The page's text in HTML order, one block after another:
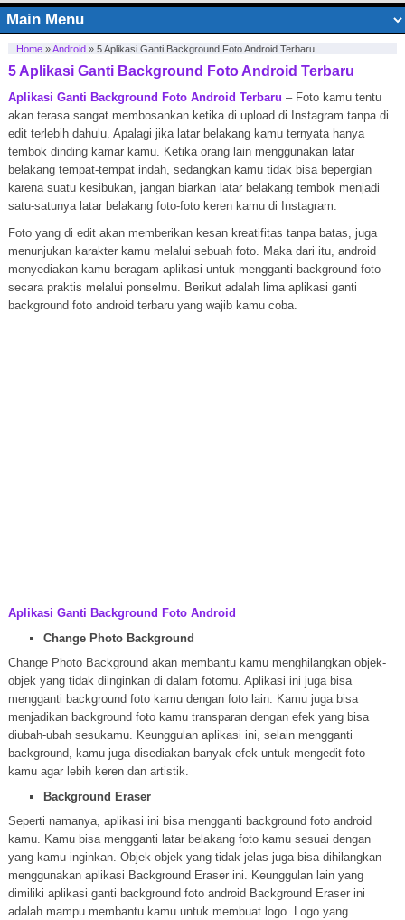
Home»Android» 5 Aplikasi Ganti Background Foto Android Terbaru
5 Aplikasi Ganti Background Foto Android Terbaru
Aplikasi Ganti Background Foto Android Terbaru – Foto kamu tentu
akan terasa sangat membosankan ketika di upload di Instagram tanpa di
edit terlebih dahulu. Apalagi jika latar belakang kamu ternyata hanya
tembok dinding kamar kamu. Ketika orang lain menggunakan latar
belakang tempat-tempat indah, sedangkan kamu tidak bisa bepergian
karena suatu kesibukan, jangan biarkan latar belakang tembok menjadi
satu-satunya latar belakang foto-foto keren kamu di Instagram.
Foto yang di edit akan memberikan kesan kreatifitas tanpa batas, juga
menunjukan karakter kamu melalui sebuah foto. Maka dari itu, android
menyediakan kamu beragam aplikasi untuk mengganti background foto
secara praktis melalui ponselmu. Berikut adalah lima aplikasi ganti
background foto android terbaru yang wajib kamu coba.
Aplikasi Ganti Background Foto Android
Change Photo Background
Change Photo Background akan membantu kamu menghilangkan objek-
objek yang tidak diinginkan di dalam fotomu. Aplikasi ini juga bisa
mengganti background foto kamu dengan foto lain. Kamu juga bisa
menjadikan background foto kamu transparan dengan efek yang bisa
diubah-ubah sesukamu. Keunggulan aplikasi ini, selain mengganti
background, kamu juga disediakan banyak efek untuk mengedit foto
kamu agar lebih keren dan artistik.
Background Eraser
Seperti namanya, aplikasi ini bisa mengganti background foto android
kamu. Kamu bisa mengganti latar belakang foto kamu sesuai dengan
yang kamu inginkan. Objek-objek yang tidak jelas juga bisa dihilangkan
menggunakan aplikasi Background Eraser ini. Keunggulan lain yang
dimiliki aplikasi ganti background foto android Background Eraser ini
adalah mampu membantu kamu untuk membuat logo. Logo yang